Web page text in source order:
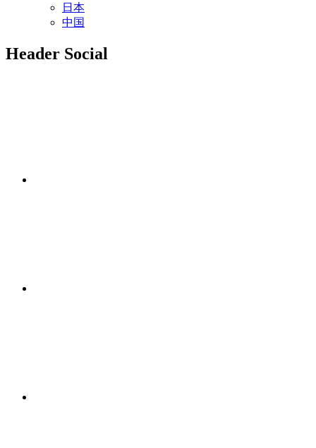
日本
中国
Header Social